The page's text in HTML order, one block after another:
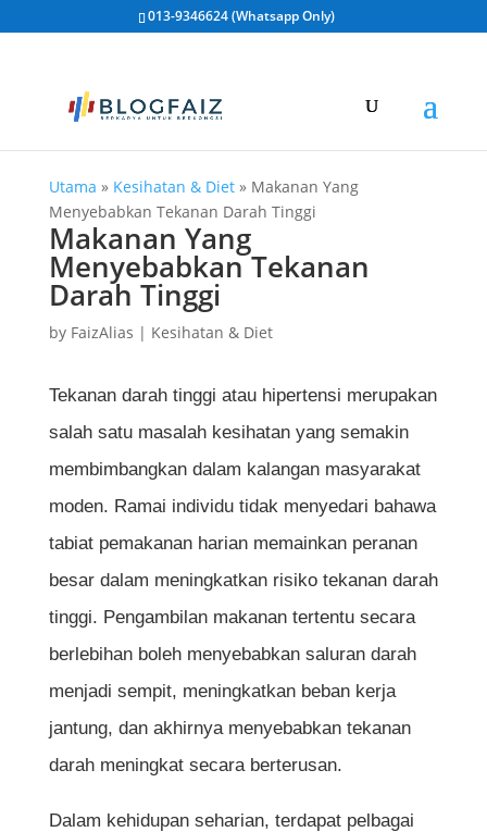
013-9346624 (Whatsapp Only)
Utama » Kesihatan & Diet» Makanan Yang
Menyebabkan Tekanan Darah Tinggi
Makanan Yang
Menyebabkan Tekanan
Darah Tinggi
by FaizAlias | Kesihatan & Diet
Tekanan darah tinggi atau hipertensi merupakan
salah satu masalah kesihatan yang semakin
membimbangkan dalam kalangan masyarakat
moden. Ramai individu tidak menyedari bahawa
tabiat pemakanan harian memainkan peranan
besar dalam meningkatkan risiko tekanan darah
tinggi. Pengambilan makanan tertentu secara
berlebihan boleh menyebabkan saluran darah
menjadi sempit, meningkatkan beban kerja
jantung, dan akhirnya menyebabkan tekanan
darah meningkat secara berterusan.
Dalam kehidupan seharian, terdapat pelbagai